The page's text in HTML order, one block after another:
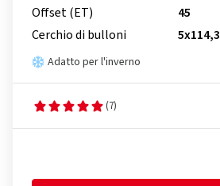
Offset (ET)
45
Cerchio di bulloni
5x114,3
Adatto per l'inverno
(7)